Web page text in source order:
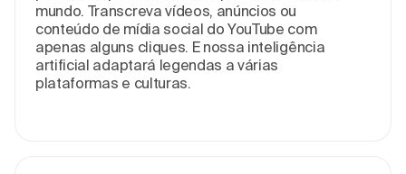
mundo. Transcreva vídeos, anúncios ou
conteúdo de mídia social do YouTube com
apenas alguns cliques. E nossa inteligência
artificial adaptará legendas a várias
plataformas e culturas.